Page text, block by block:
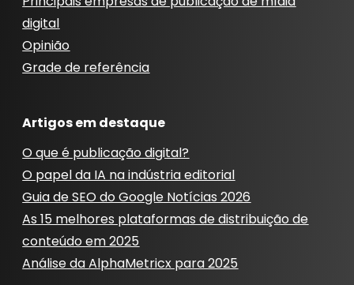
digital
Opinião
Grade de referência
Artigos em destaque
O que é publicação digital?
O papel da IA ​​na indústria editorial
Guia de SEO do Google Notícias 2026
As 15 melhores plataformas de distribuição de
conteúdo em 2025
Análise da AlphaMetricx para 2025